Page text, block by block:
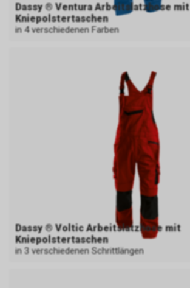
Dassy ® Ventura Arbeitslatzhose mit
Kniepolstertaschen
in 4 verschiedenen Farben
Dassy ® Voltic Arbeitslatzhose mit
Kniepolstertaschen
in 3 verschiedenen Schrittlängen